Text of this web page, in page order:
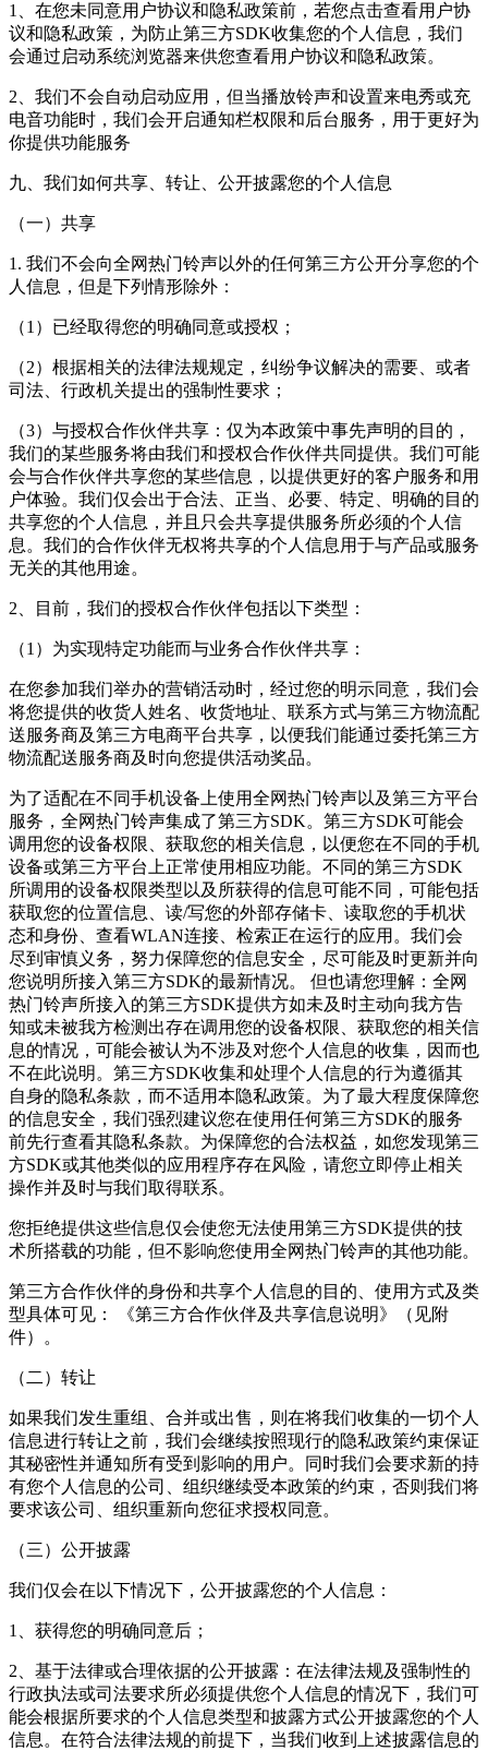
1、在您未同意用户协议和隐私政策前，若您点击查看用户协
议和隐私政策，为防止第三方SDK收集您的个人信息，我们
会通过启动系统浏览器来供您查看用户协议和隐私政策。
2、我们不会自动启动应用，但当播放铃声和设置来电秀或充
电音功能时，我们会开启通知栏权限和后台服务，用于更好为
你提供功能服务
九、我们如何共享、转让、公开披露您的个人信息
（一）共享
1. 我们不会向全网热门铃声以外的任何第三方公开分享您的个
人信息，但是下列情形除外：
（1）已经取得您的明确同意或授权；
（2）根据相关的法律法规规定，纠纷争议解决的需要、或者
司法、行政机关提出的强制性要求；
（3）与授权合作伙伴共享：仅为本政策中事先声明的目的，
我们的某些服务将由我们和授权合作伙伴共同提供。我们可能
会与合作伙伴共享您的某些信息，以提供更好的客户服务和用
户体验。我们仅会出于合法、正当、必要、特定、明确的目的
共享您的个人信息，并且只会共享提供服务所必须的个人信
息。我们的合作伙伴无权将共享的个人信息用于与产品或服务
无关的其他用途。
2、目前，我们的授权合作伙伴包括以下类型：
（1）为实现特定功能而与业务合作伙伴共享：
在您参加我们举办的营销活动时，经过您的明示同意，我们会
将您提供的收货人姓名、收货地址、联系方式与第三方物流配
送服务商及第三方电商平台共享，以便我们能通过委托第三方
物流配送服务商及时向您提供活动奖品。
为了适配在不同手机设备上使用全网热门铃声以及第三方平台
服务，全网热门铃声集成了第三方SDK。第三方SDK可能会
调用您的设备权限、获取您的相关信息，以便您在不同的手机
设备或第三方平台上正常使用相应功能。不同的第三方SDK
所调用的设备权限类型以及所获得的信息可能不同，可能包括
获取您的位置信息、读/写您的外部存储卡、读取您的手机状
态和身份、查看WLAN连接、检索正在运行的应用。我们会
尽到审慎义务，努力保障您的信息安全，尽可能及时更新并向
您说明所接入第三方SDK的最新情况。 但也请您理解：全网
热门铃声所接入的第三方SDK提供方如未及时主动向我方告
知或未被我方检测出存在调用您的设备权限、获取您的相关信
息的情况，可能会被认为不涉及对您个人信息的收集，因而也
不在此说明。第三方SDK收集和处理个人信息的行为遵循其
自身的隐私条款，而不适用本隐私政策。为了最大程度保障您
的信息安全，我们强烈建议您在使用任何第三方SDK的服务
前先行查看其隐私条款。为保障您的合法权益，如您发现第三
方SDK或其他类似的应用程序存在风险，请您立即停止相关
操作并及时与我们取得联系。
您拒绝提供这些信息仅会使您无法使用第三方SDK提供的技
术所搭载的功能，但不影响您使用全网热门铃声的其他功能。
第三方合作伙伴的身份和共享个人信息的目的、使用方式及类
型具体可见： 《第三方合作伙伴及共享信息说明》（见附
件）。
（二）转让
如果我们发生重组、合并或出售，则在将我们收集的一切个人
信息进行转让之前，我们会继续按照现行的隐私政策约束保证
其秘密性并通知所有受到影响的用户。同时我们会要求新的持
有您个人信息的公司、组织继续受本政策的约束，否则我们将
要求该公司、组织重新向您征求授权同意。
（三）公开披露
我们仅会在以下情况下，公开披露您的个人信息：
1、获得您的明确同意后；
2、基于法律或合理依据的公开披露：在法律法规及强制性的
行政执法或司法要求所必须提供您个人信息的情况下，我们可
能会根据所要求的个人信息类型和披露方式公开披露您的个人
信息。在符合法律法规的前提下，当我们收到上述披露信息的